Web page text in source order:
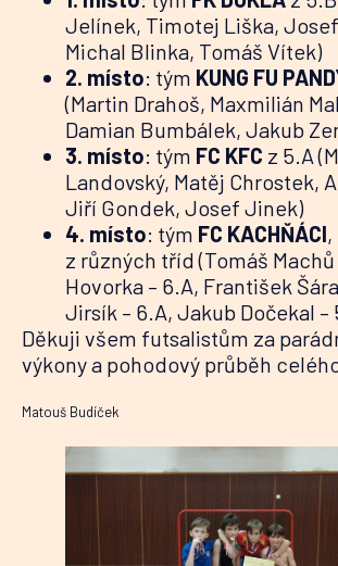
Jelínek, Timotej Liška,
Michal Blinka, Tomáš Vítek)
2. místo: tým KUNG FU
(Martin Drahoš, Maxmilián
Damian Bumbálek, Jakub
3. místo: tým FC KFC z 5.A
Landovský, Matěj Chrostek,
Jiří Gondek, Josef Jinek)
4. místo: tým FC KACHŇÁCI
z různých tříd (Tomáš Machů
Hovorka – 6.A, František
Jirsík – 6.A, Jakub Dočekal –
Děkuji všem futsalistům za
výkony a pohodový průběh
Matouš Budíček